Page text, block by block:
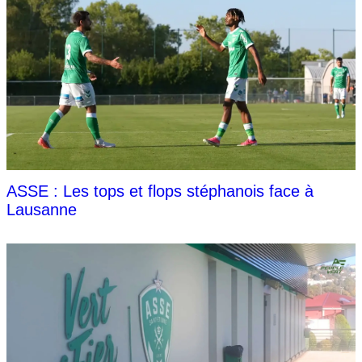
ASSE : Les tops et flops stéphanois face à
Lausanne